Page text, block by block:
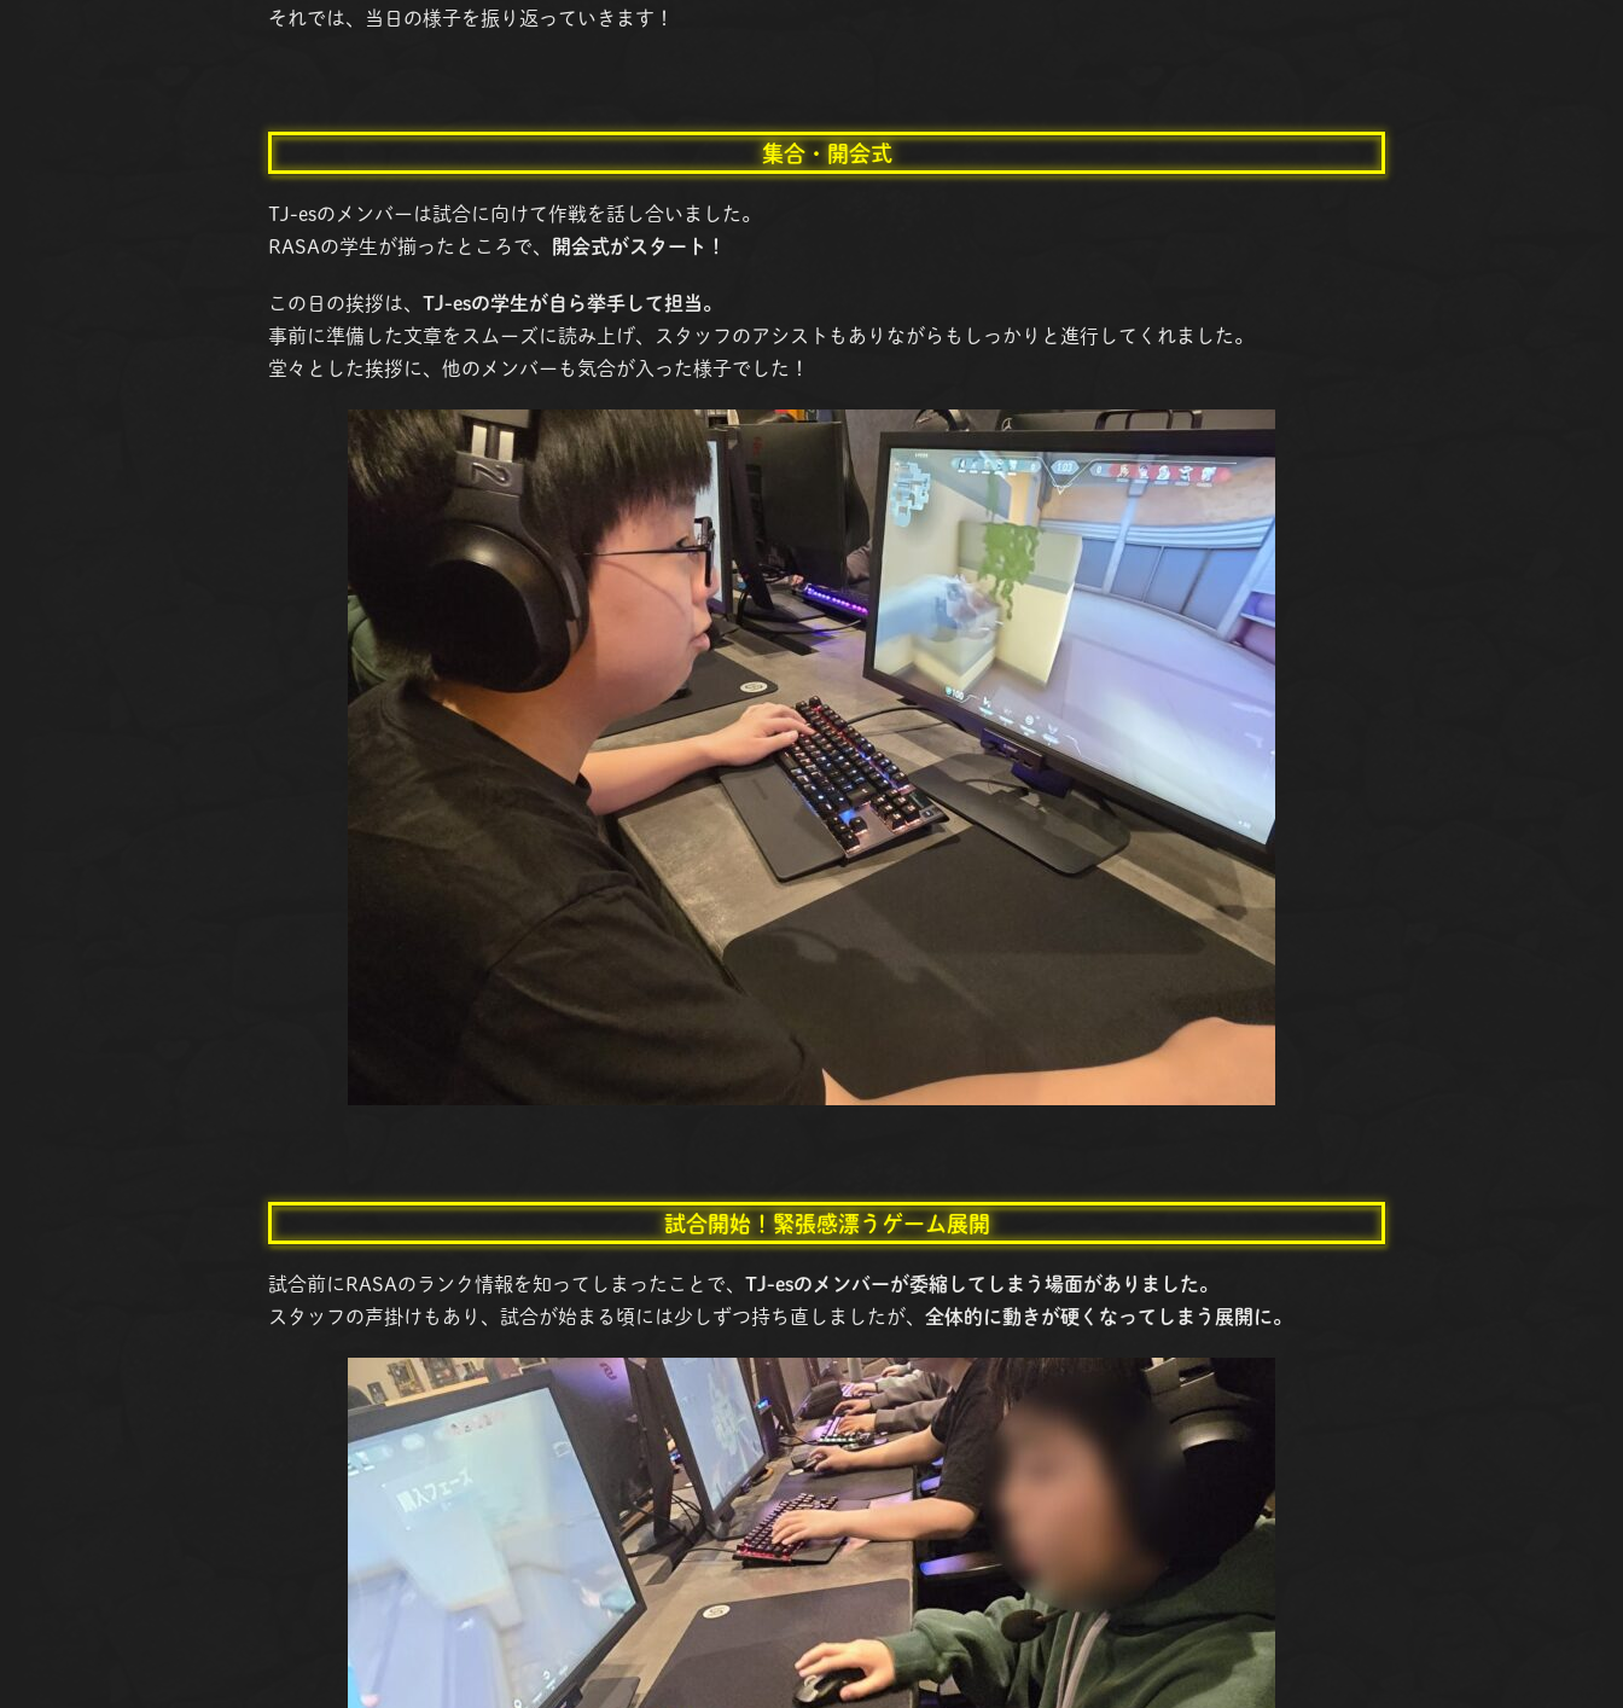
それでは、当日の様子を振り返っていきます！
集合・開会式
TJ-esのメンバーは試合に向けて作戦を話し合いました。
RASAの学生が揃ったところで、
開会式がスタート！
この日の挨拶は、 TJ-esの学生が自ら挙手して担当。
事前に準備した文章をスムーズに読み上げ、スタッフのアシストもありながらもしっかりと進行してくれました。
堂々とした挨拶に、他のメンバーも気合が入った様子でした！
試合開始！緊張感漂うゲーム展開
試合前にRASAのランク情報を知ってしまったことで、 TJ-esのメンバーが委縮してしまう場面がありました。
スタッフの声掛けもあり、試合が始まる頃には少しずつ持ち直しましたが、 全体的に動きが硬くなってしまう展開に。